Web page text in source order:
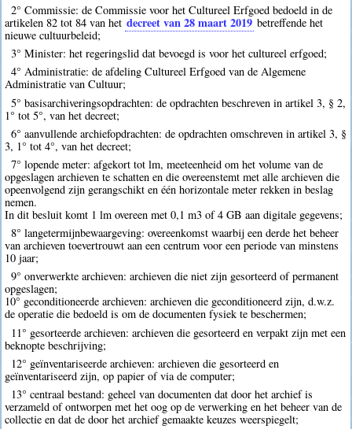
2° Commissie: de Commissie voor het Cultureel Erfgoed bedoeld in de
artikelen 82 tot 84 van het decreet van 28 maart 2019 betreffende het
nieuwe cultuurbeleid;
3° Minister: het regeringslid dat bevoegd is voor het cultureel erfgoed;
4° Administratie: de afdeling Cultureel Erfgoed van de Algemene
Administratie van Cultuur;
5° basisarchiveringsopdrachten: de opdrachten beschreven in artikel 3, § 2,
1° tot 5°, van het decreet;
6° aanvullende archiefopdrachten: de opdrachten omschreven in artikel 3, §
3, 1° tot 4°, van het decreet;
7° lopende meter: afgekort tot lm, meeteenheid om het volume van de
opgeslagen archieven te schatten en die overeenstemt met alle archieven die
opeenvolgend zijn gerangschikt en één horizontale meter rekken in beslag
nemen.
In dit besluit komt 1 lm overeen met 0,1 m3 of 4 GB aan digitale gegevens;
8° langetermijnbewaargeving: overeenkomst waarbij een derde het beheer
van archieven toevertrouwt aan een centrum voor een periode van minstens
10 jaar;
9° onverwerkte archieven: archieven die niet zijn gesorteerd of permanent
opgeslagen;
10° geconditioneerde archieven: archieven die geconditioneerd zijn, d.w.z.
de operatie die bedoeld is om de documenten fysiek te beschermen;
11° gesorteerde archieven: archieven die gesorteerd en verpakt zijn met een
beknopte beschrijving;
12° geïnventariseerde archieven: archieven die gesorteerd en
geïnventariseerd zijn, op papier of via de computer;
13° centraal bestand: geheel van documenten dat door het archief is
verzameld of ontworpen met het oog op de verwerking en het beheer van de
collectie en dat de door het archief gemaakte keuzes weerspiegelt;